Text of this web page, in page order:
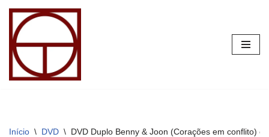
Pular
para
conteúdo
Início \ DVD \ DVD Duplo Benny & Joon (Corações em conflito)